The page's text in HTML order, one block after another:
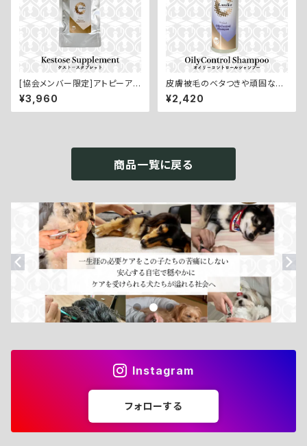
[協会メンバー限定]アトピーアレ
ルギーなどトラブル肌のインナ
ーケアに【Kestose Supplem
ent／オリゴ糖サプリメント：60
¥3,960
皮膚被毛のベタつきや頑固な汚
れを除去【OilyControl Shanp
oo／オイリーコントロールシャ
ンプー：200ml】
¥2,420
商品一覧に戻る
Instagram
フォローする